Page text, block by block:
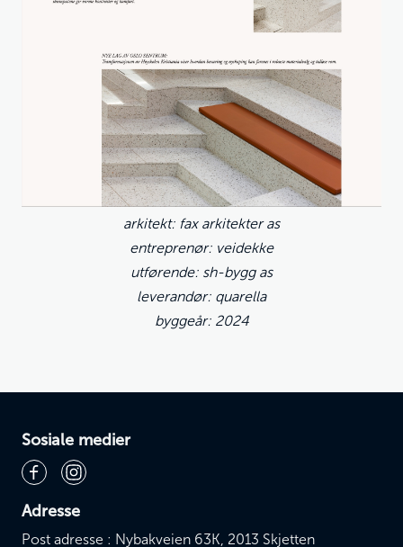
arkitekt: fax arkitekter as
entreprenør: veidekke
utførende: sh-bygg as
leverandør: quarella
byggeår: 2024
Sosiale medier
Adresse
Post adresse : Nybakveien 63K, 2013 Skjetten